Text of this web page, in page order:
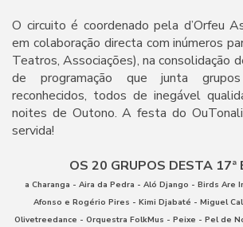
O circuito é coordenado pela d’Orfeu
em colaboração directa com inúmeros
Teatros, Associações), na consolidação
de programação que junta
reconhecidos, todos de inegável
noites de Outono. A festa do
servida!
OS 20 GRUPOS DESTA 17ª
a Charanga - Aira da Pedra - Aló Django - Birds Are
Afonso e Rogério Pires - Kimi Djabaté - Miguel
Olivetreedance - Orquestra FolkMus - Peixe - Pel de